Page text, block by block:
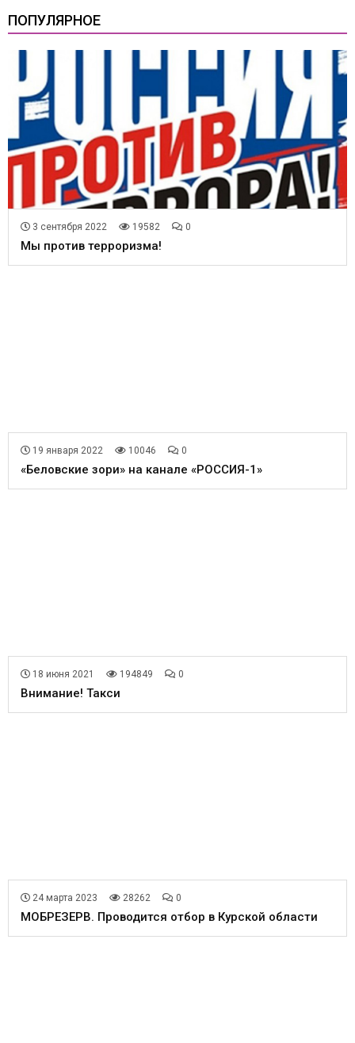
ПОПУЛЯРНОЕ
3 сентября 2022 19582 0
Мы против терроризма!
19 января 2022 10046 0
«Беловские зори» на канале «РОССИЯ-1»
18 июня 2021 194849 0
Внимание! Такси
24 марта 2023 28262 0
МОБРЕЗЕРВ. Проводится отбор в Курской области